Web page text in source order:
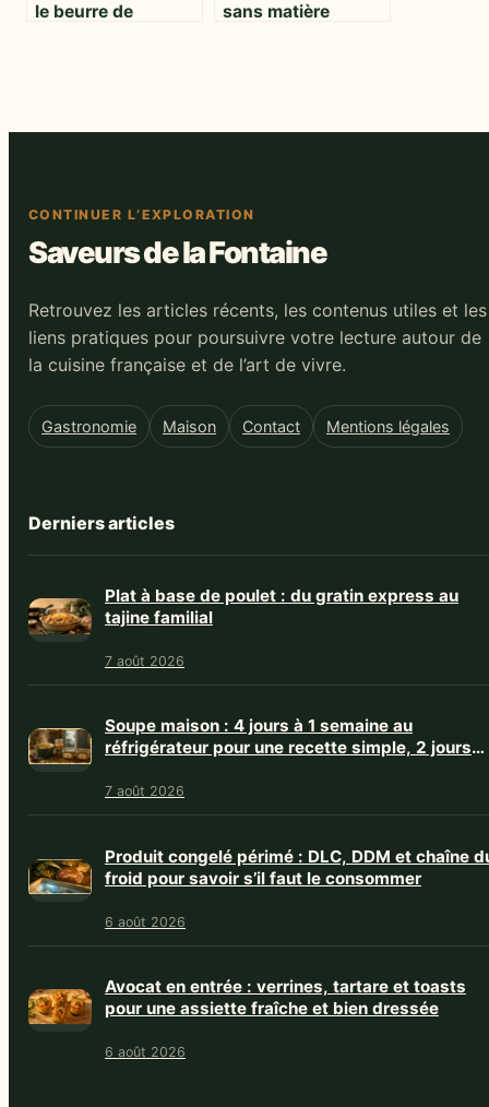
le beurre de
sans matière
CONTINUER L’EXPLORATION
Saveurs de la Fontaine
Retrouvez les articles récents, les contenus utiles et les
liens pratiques pour poursuivre votre lecture autour de
la cuisine française et de l’art de vivre.
Gastronomie Maison Contact Mentions légales
Derniers articles
Plat à base de poulet : du gratin express au
tajine familial
7 août 2026
Soupe maison : 4 jours à 1 semaine au
réfrigérateur pour une recette simple, 2 jours
7 août 2026
Produit congelé périmé : DLC, DDM et chaîne
froid pour savoir s’il faut le consommer
6 août 2026
Avocat en entrée : verrines, tartare et toasts
pour une assiette fraîche et bien dressée
6 août 2026